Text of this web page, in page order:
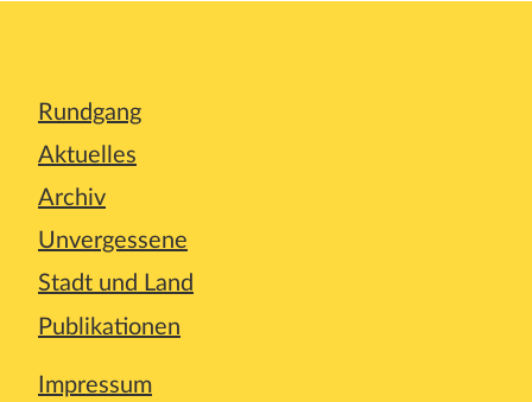
Rundgang
Aktuelles
Archiv
Unvergessene
Stadt und Land
Publikationen
Impressum